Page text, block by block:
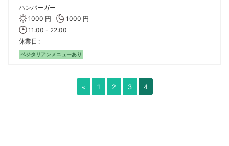
ハンバーガー
1000 円
1000 円
11:00 - 22:00
休業日
ベジタリアンメニューあり
« 1 2 3 4